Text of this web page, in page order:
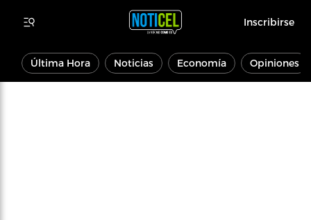
Inscribirse
Última Hora Noticias Economía Opiniones